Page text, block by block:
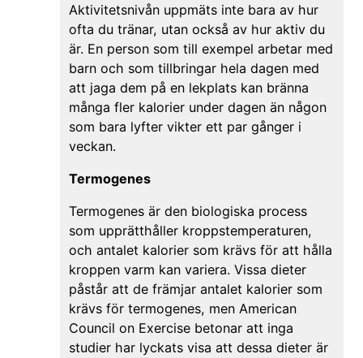
Aktivitetsnivån uppmäts inte bara av hur
ofta du tränar, utan också av hur aktiv du
är. En person som till exempel arbetar med
barn och som tillbringar hela dagen med
att jaga dem på en lekplats kan bränna
många fler kalorier under dagen än någon
som bara lyfter vikter ett par gånger i
veckan.
Termogenes
Termogenes är den biologiska process
som upprätthåller kroppstemperaturen,
och antalet kalorier som krävs för att hålla
kroppen varm kan variera. Vissa dieter
påstår att de främjar antalet kalorier som
krävs för termogenes, men American
Council on Exercise betonar att inga
studier har lyckats visa att dessa dieter är